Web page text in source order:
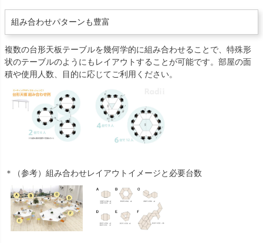
組み合わせパターンも豊富
複数の台形天板テーブルを幾何学的に組み合わせることで、特殊形
状のテーブルのようにもレイアウトすることが可能です。部屋の面
積や使用人数、目的に応じてご利用ください。
＊（参考）組み合わせレイアウトイメージと必要台数